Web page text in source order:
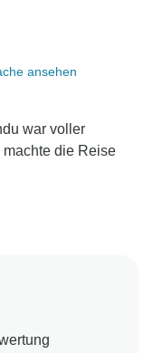
ansehen
war voller
machte die Reise